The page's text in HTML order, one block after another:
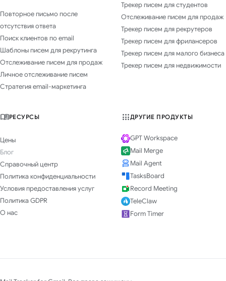
Повторное письмо после
отсутствия ответа
Поиск клиентов по email
Шаблоны писем для рекрутинга
Отслеживание писем для продаж
Личное отслеживание писем
Стратегия email-маркетинга
Трекер писем для студентов
Отслеживание писем для продаж
Трекер писем для рекрутеров
Трекер писем для фрилансеров
Трекер писем для малого бизнеса
Трекер писем для недвижимости
РЕСУРСЫ
Цены
Блог
Справочный центр
Политика конфиденциальности
Условия предоставления услуг
Политика GDPR
О нас
ДРУГИЕ ПРОДУКТЫ
GPT Workspace
Mail Merge
Mail Agent
TasksBoard
Record Meeting
TeleClaw
Form Timer